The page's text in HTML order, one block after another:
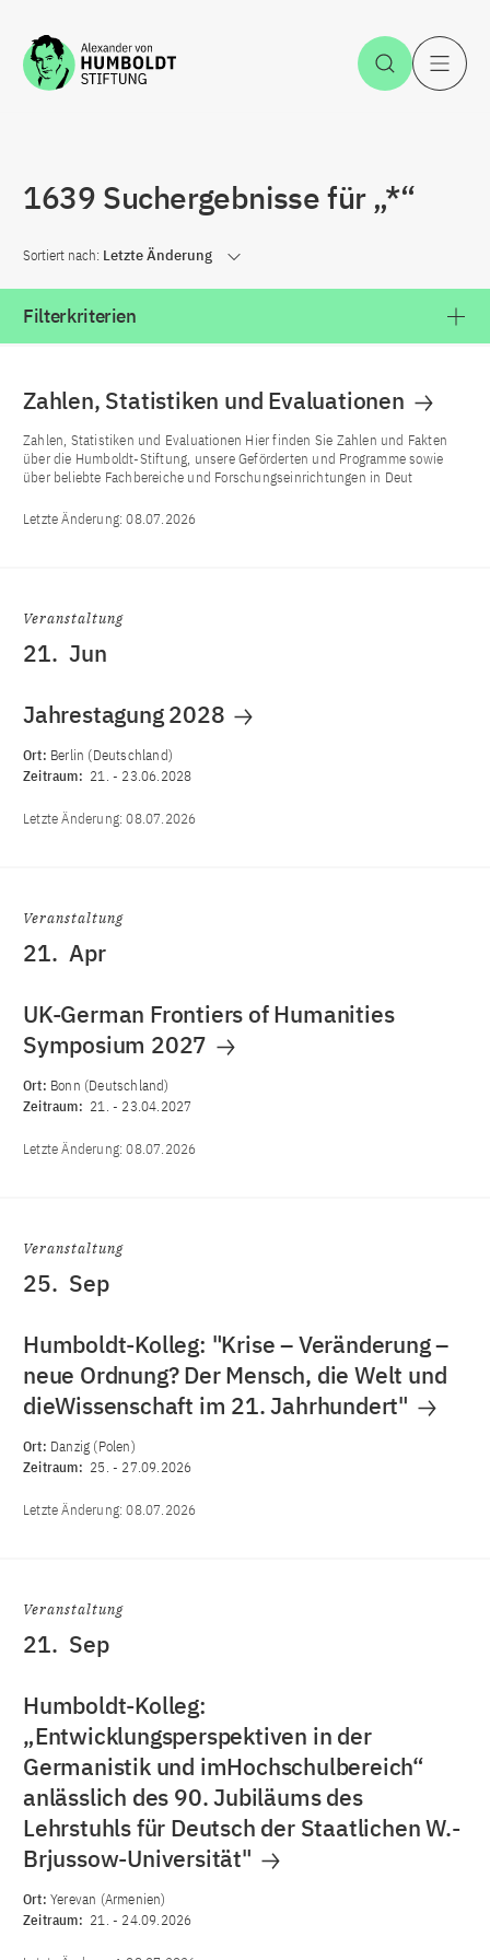
Zum Inhalt springen Suche
1639 Suchergebnisse für „*“
Sortiert nach: Letzte Änderung
Filterkriterien
Zahlen, Statistiken und Evaluationen
Zahlen, Statistiken und Evaluationen Hier finden Sie Zahlen und Fakten
über die Humboldt-Stiftung, unsere Geförderten und Programme sowie
über beliebte Fachbereiche und Forschungseinrichtungen in Deut
Letzte Änderung:08.07.2026
Veranstaltung
21. Jun
Jahrestagung 2028
Ort: Berlin (Deutschland)
Zeitraum: 21. - 23.06.2028
Letzte Änderung:08.07.2026
Veranstaltung
21. Apr
UK-German Frontiers of Humanities
Symposium 2027
Ort: Bonn (Deutschland)
Zeitraum: 21. - 23.04.2027
Letzte Änderung:08.07.2026
Veranstaltung
25. Sep
Humboldt-Kolleg: "Krise – Veränderung –
neue Ordnung? Der Mensch, die Welt und
dieWissenschaft im 21. Jahrhundert"
Ort: Danzig (Polen)
Zeitraum: 25. - 27.09.2026
Letzte Änderung:08.07.2026
Veranstaltung
21. Sep
Humboldt-Kolleg:
„Entwicklungsperspektiven in der
Germanistik und imHochschulbereich“
anlässlich des 90. Jubiläums des
Lehrstuhls für Deutsch der Staatlichen W.-
Brjussow-Universität"
Ort: Yerevan (Armenien)
Zeitraum: 21. - 24.09.2026